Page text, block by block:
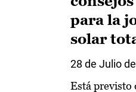
para la
solar
28 de Julio
Está previsto